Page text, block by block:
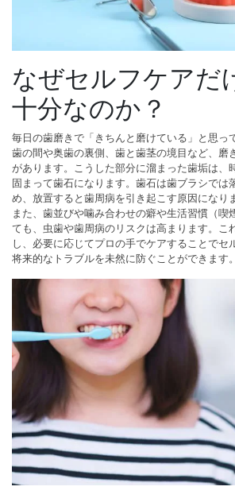
なぜセルフケアだ
十分なのか？
毎日の歯磨きで「きちんと磨けている」と思っ
歯の間や奥歯の裏側、歯と歯茎の境目など、磨
があります。こうした部分に溜まった歯垢は、
固まって歯石になります。歯石は歯ブラシでは
め、放置すると歯周病を引き起こす原因になり
また、歯並びや噛み合わせの癖や生活習慣（喫
ても、虫歯や歯周病のリスクは高まります。こ
し、必要に応じてプロの手でケアすることでセ
将来的なトラブルを未然に防ぐことができます。